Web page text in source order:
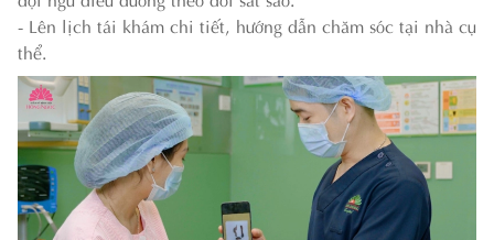
- Lên lịch tái khám chi tiết, hướng dẫn chăm sóc tại nhà cụ
thể.